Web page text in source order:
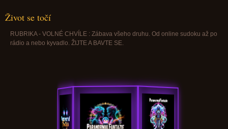
Život se točí
RUBRIKA - VOLNÉ CHVÍLE : Zábava všeho druhu. Od online sudoku až po
rádio a nebo kyvadlo. ŽIJTE A BAVTE SE.